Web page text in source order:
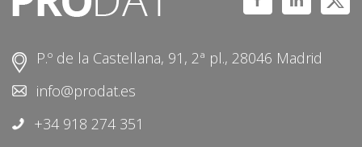
P.º de la Castellana, 91, 2ª pl., 28046 Madrid
info@prodat.es
+34 918 274 351